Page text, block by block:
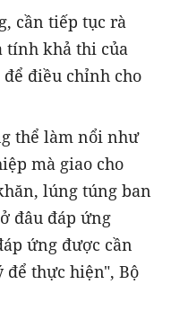
cần tiếp tục rà
tính khả thi của
để điều chỉnh cho
thể làm nổi như
mà giao cho
lúng túng ban
đâu đáp ứng
ứng được cần
thực hiện", Bộ